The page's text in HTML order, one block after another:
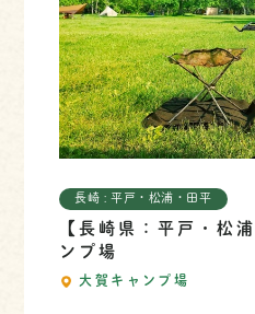
長崎 : 平戸・松浦・田平
【長崎県：平戸・松
ンプ場
大賀キャンプ場